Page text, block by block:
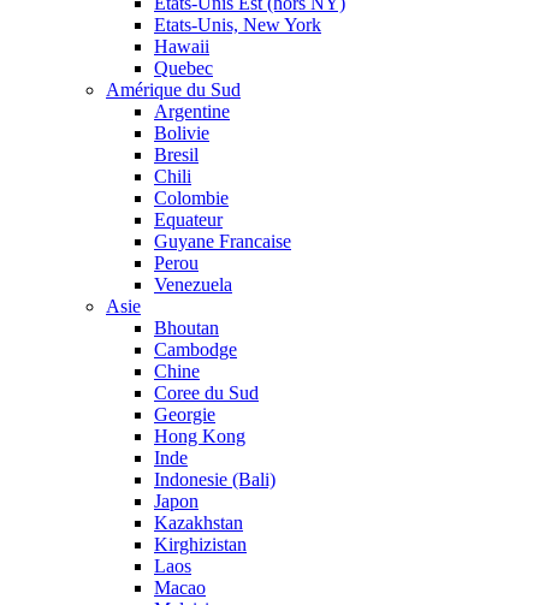
Etats-Unis, New York
Hawaii
Quebec
Amérique du Sud
Argentine
Bolivie
Bresil
Chili
Colombie
Equateur
Guyane Francaise
Perou
Venezuela
Asie
Bhoutan
Cambodge
Chine
Coree du Sud
Georgie
Hong Kong
Inde
Indonesie (Bali)
Japon
Kazakhstan
Kirghizistan
Laos
Macao